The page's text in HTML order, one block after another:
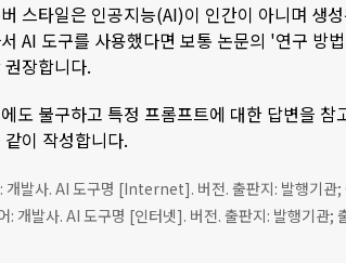
스타일은 인공지능(AI)이 인간이 아니며 생
AI 도구를 사용했다면 보통 논문의 '연구
권장합니다.
도 불구하고 특정 프롬프트에 대한 답변을
같이 작성합니다.
개발사. AI 도구명 [Internet]. 버전. 출판지: 발행기
: 개발사. AI 도구명 [인터넷]. 버전. 출판지: 발행기관;